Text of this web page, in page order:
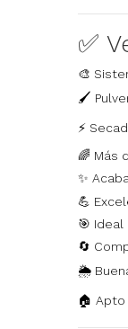
✅
🎨
🖌️
⚡
🌈 Más
✨
💪
🎯
🔄
🌦️
🏠